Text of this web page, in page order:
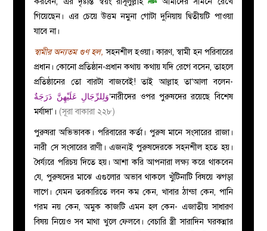
গিয়েছেন। এর চেয়ে উত্তম নমুনা গোটা দুনিয়ায় দ্বিতীয়টি পাওয়া
যাবে না।
স্বামীর অন্যতম গুণ হল, সহনশীল হওয়া। কারণ, স্বামী হন পরিবারের
প্রধান। কোনো প্রতিষ্ঠান-প্রধান কথায় কথায় যদি রেগে বসেন, তাহলে
প্রতিষ্ঠানের তো বারটা বাজবেই! তাই আল্লাহ তা’আলা বলেন-
وَلِلرِّجَالِ عَلَيْهِنَّ دَرَجَةٌ‘নারীদের ওপর পুরুষদের রয়েছে বিশেষ
মর্যাদা’। (সূরা বাকারা ২২৮)
পুরুষরা অভিভাবক। পরিবারের কর্তা। পুরুষ মানে সংসারের রাজা।
নারী সে সংসারের রাণী। এজন্যই পুরুষদেরকে সহনশীল হতে হয়।
ধৈর্য্যরে পরিচয় দিতে হয়। আশা করি আপনারা লক্ষ্য করে থাকবেন
যে, পুরুষদের মাঝে এগুলোর অভাব থাকলে খুঁটিনাটি বিষয়ে ঝগড়া
লাগে। যেমন তরকারিতে লবন কম কেন, খাবার ঠান্ডা কেন, পানি
গরম নয় কেন, অমুক কাজটি এমন হল কেন- এজাতীয় সাধারণ
বিষয় নিয়েও সব মাথা খুলে ফেলবে। বেচারি স্ত্রী সারাদিন ঘরকন্নার